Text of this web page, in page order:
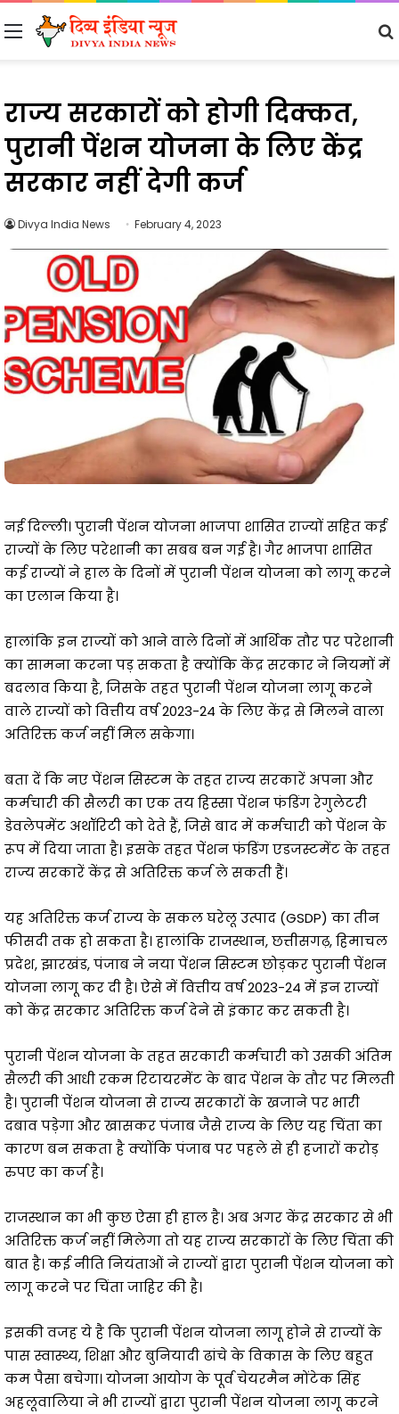
Menu
राज्य सरकारों को होगी दिक्कत,
पुरानी पेंशन योजना के लिए केंद्र
सरकार नहीं देगी कर्ज
Divya India News February 4, 2023
नई दिल्ली। पुरानी पेंशन योजना भाजपा शासित राज्यों सहित कई
राज्यों के लिए परेशानी का सबब बन गई है। गैर भाजपा शासित
कई राज्यों ने हाल के दिनों में पुरानी पेंशन योजना को लागू करने
का एलान किया है।
हालांकि इन राज्यों को आने वाले दिनों में आर्थिक तौर पर परेशानी
का सामना करना पड़ सकता है क्योंकि केंद्र सरकार ने नियमों में
बदलाव किया है, जिसके तहत पुरानी पेंशन योजना लागू करने
वाले राज्यों को वित्तीय वर्ष 2023-24 के लिए केंद्र से मिलने वाला
अतिरिक्त कर्ज नहीं मिल सकेगा।
बता दें कि नए पेंशन सिस्टम के तहत राज्य सरकारें अपना और
कर्मचारी की सैलरी का एक तय हिस्सा पेंशन फंडिंग रेगुलेटरी
डेवलेपमेंट अथॉरिटी को देते हैं, जिसे बाद में कर्मचारी को पेंशन के
रूप में दिया जाता है। इसके तहत पेंशन फंडिंग एडजस्टमेंट के तहत
राज्य सरकारें केंद्र से अतिरिक्त कर्ज ले सकती हैं।
यह अतिरिक्त कर्ज राज्य के सकल घरेलू उत्पाद (GSDP) का तीन
फीसदी तक हो सकता है। हालांकि राजस्थान, छत्तीसगढ़, हिमाचल
प्रदेश, झारखंड, पंजाब ने नया पेंशन सिस्टम छोड़कर पुरानी पेंशन
योजना लागू कर दी है। ऐसे में वित्तीय वर्ष 2023-24 में इन राज्यों
को केंद्र सरकार अतिरिक्त कर्ज देने से इंकार कर सकती है।
पुरानी पेंशन योजना के तहत सरकारी कर्मचारी को उसकी अंतिम
सैलरी की आधी रकम रिटायरमेंट के बाद पेंशन के तौर पर मिलती
है। पुरानी पेंशन योजना से राज्य सरकारों के खजाने पर भारी
दबाव पड़ेगा और खासकर पंजाब जैसे राज्य के लिए यह चिंता का
कारण बन सकता है क्योंकि पंजाब पर पहले से ही हजारों करोड़
रुपए का कर्ज है।
राजस्थान का भी कुछ ऐसा ही हाल है। अब अगर केंद्र सरकार से भी
अतिरिक्त कर्ज नहीं मिलेगा तो यह राज्य सरकारों के लिए चिंता की
बात है। कई नीति नियंताओं ने राज्यों द्वारा पुरानी पेंशन योजना को
लागू करने पर चिंता जाहिर की है।
इसकी वजह ये है कि पुरानी पेंशन योजना लागू होने से राज्यों के
पास स्वास्थ्य, शिक्षा और बुनियादी ढांचे के विकास के लिए बहुत
कम पैसा बचेगा। योजना आयोग के पूर्व चेयरमैन मोंटेक सिंह
अहलूवालिया ने भी राज्यों द्वारा पुरानी पेंशन योजना लागू करने